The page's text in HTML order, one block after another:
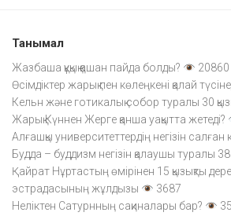
Танымал
Жазбаша құқық қашан пайда болды?
20860
Өсімдіктер жарық пен көлеңкені қалай
Кельн және готикалық собор туралы 30
Жарық Күннен Жерге қанша уақытта жетеді?
Алғашқы университеттердің негізін салған
Будда – буддизм негізін қалаушы туралы 38
Қайрат Нұртастың өмірінен 15 қызықты дерек
эстрадасының жұлдызы
3687
Неліктен Сатурнның сақиналары бар?